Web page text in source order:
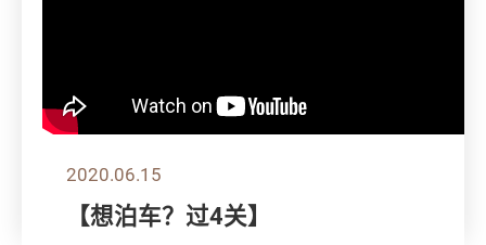
2020.06.15
【想泊车？过4关】